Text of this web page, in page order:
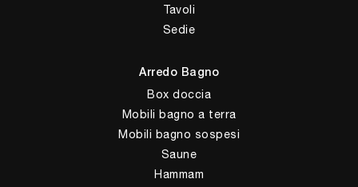
Tavoli
Sedie
Arredo Bagno
Box doccia
Mobili bagno a terra
Mobili bagno sospesi
Saune
Hammam